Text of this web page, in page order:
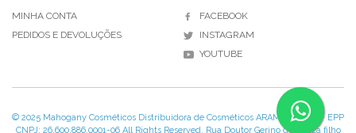
MINHA CONTA
PEDIDOS E DEVOLUÇÕES
FACEBOOK
INSTAGRAM
YOUTUBE
© 2025 Mahogany Cosméticos Distribuidora de Cosméticos ARAMIS EIRELI – EPP
CNPJ: 26.600.886.0001-06 All Rights Reserved. Rua Doutor Gerino de Souza filho